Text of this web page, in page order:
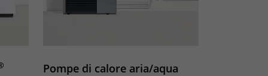
Pompe di calore aria/aqua